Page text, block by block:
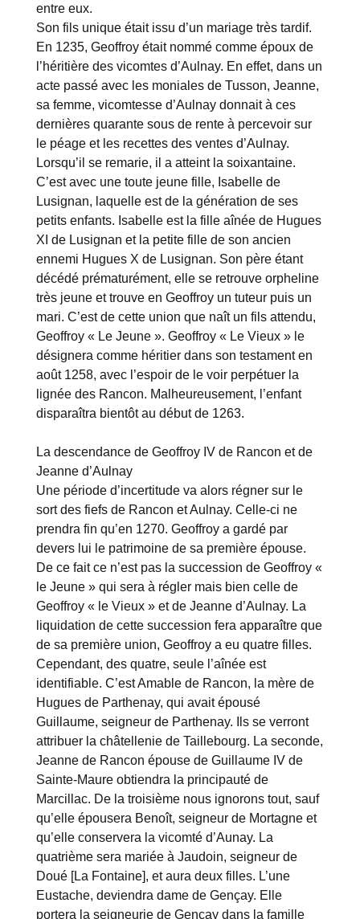
entre eux.
Son fils unique était issu d’un mariage très tardif.
En 1235, Geoffroy était nommé comme époux de
l’héritière des vicomtes d’Aulnay. En effet, dans un
acte passé avec les moniales de Tusson, Jeanne,
sa femme, vicomtesse d’Aulnay donnait à ces
dernières quarante sous de rente à percevoir sur
le péage et les recettes des ventes d’Aulnay.
Lorsqu’il se remarie, il a atteint la soixantaine.
C’est avec une toute jeune fille, Isabelle de
Lusignan, laquelle est de la génération de ses
petits enfants. Isabelle est la fille aînée de Hugues
XI de Lusignan et la petite fille de son ancien
ennemi Hugues X de Lusignan. Son père étant
décédé prématurément, elle se retrouve orpheline
très jeune et trouve en Geoffroy un tuteur puis un
mari. C’est de cette union que naît un fils attendu,
Geoffroy « Le Jeune ». Geoffroy « Le Vieux » le
désignera comme héritier dans son testament en
août 1258, avec l’espoir de le voir perpétuer la
lignée des Rancon. Malheureusement, l’enfant
disparaîtra bientôt au début de 1263.
La descendance de Geoffroy IV de Rancon et de
Jeanne d’Aulnay
Une période d’incertitude va alors régner sur le
sort des fiefs de Rancon et Aulnay. Celle-ci ne
prendra fin qu’en 1270. Geoffroy a gardé par
devers lui le patrimoine de sa première épouse.
De ce fait ce n’est pas la succession de Geoffroy «
le Jeune » qui sera à régler mais bien celle de
Geoffroy « le Vieux » et de Jeanne d’Aulnay. La
liquidation de cette succession fera apparaître que
de sa première union, Geoffroy a eu quatre filles.
Cependant, des quatre, seule l’aînée est
identifiable. C’est Amable de Rancon, la mère de
Hugues de Parthenay, qui avait épousé
Guillaume, seigneur de Parthenay. Ils se verront
attribuer la châtellenie de Taillebourg. La seconde,
Jeanne de Rancon épouse de Guillaume IV de
Sainte-Maure obtiendra la principauté de
Marcillac. De la troisième nous ignorons tout, sauf
qu’elle épousera Benoît, seigneur de Mortagne et
qu’elle conservera la vicomté d’Aunay. La
quatrième sera mariée à Jaudoin, seigneur de
Doué [La Fontaine], et aura deux filles. L’une
Eustache, deviendra dame de Gençay. Elle
portera la seigneurie de Gençay dans la famille